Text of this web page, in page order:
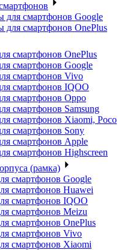
для смартфонов Google
для смартфонов OnePlus
смартфонов OnePlus
смартфонов Google
смартфонов Vivo
смартфонов IQOO
смартфонов Oppo
смартфонов Samsung
смартфонов Xiaomi, Poco
смартфонов Sony
смартфонов Apple
смартфонов Highscreen
(рамка)
смартфонов Google
смартфонов Huawei
смартфонов IQOO
смартфонов Meizu
смартфонов OnePlus
смартфонов Vivo
смартфонов Xiaomi